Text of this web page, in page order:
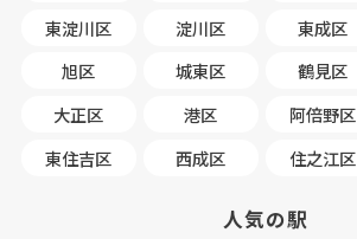
東淀川区
淀川区 東成区
旭区
城東区 鶴見区
大正区
港区 阿倍野区
東住吉区
西成区 住之江区
人気の駅